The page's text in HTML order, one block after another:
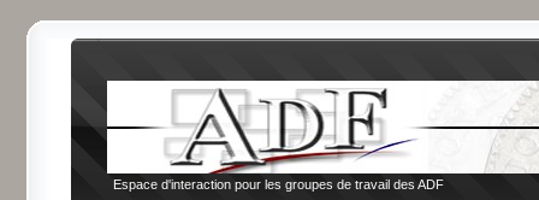
Espace d'interaction pour les groupes de travail des ADF